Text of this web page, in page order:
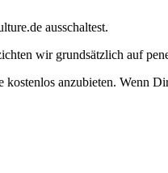
ausschaltest.
wir grundsätzlich auf
anzubieten. Wenn